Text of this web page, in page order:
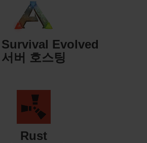
Evolved
서버 호스팅
Rust